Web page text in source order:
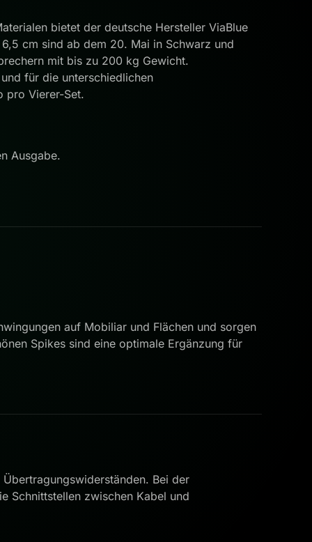
bietet der deutsche Hersteller ViaBlue
cm sind ab dem 20. Mai in Schwarz und
mit bis zu 200 kg Gewicht.
für die unterschiedlichen
pro Vierer-Set.
Ausgabe.
auf Mobiliar und Flächen und sorgen
Spikes sind eine optimale Ergänzung für
Bei der
Schnittstellen zwischen Kabel und